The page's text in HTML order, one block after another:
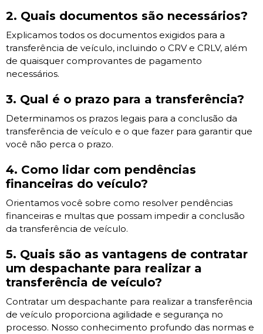
2. Quais documentos são necessários?
Explicamos todos os documentos exigidos para a
transferência de veículo, incluindo o CRV e CRLV, além
de quaisquer comprovantes de pagamento
necessários.
3. Qual é o prazo para a transferência?
Determinamos os prazos legais para a conclusão da
transferência de veículo e o que fazer para garantir que
você não perca o prazo.
4. Como lidar com pendências
financeiras do veículo?
Orientamos você sobre como resolver pendências
financeiras e multas que possam impedir a conclusão
da transferência de veículo.
5. Quais são as vantagens de contratar
um despachante para realizar a
transferência de veículo?
Contratar um despachante para realizar a transferência
de veículo proporciona agilidade e segurança no
processo. Nosso conhecimento profundo das normas e